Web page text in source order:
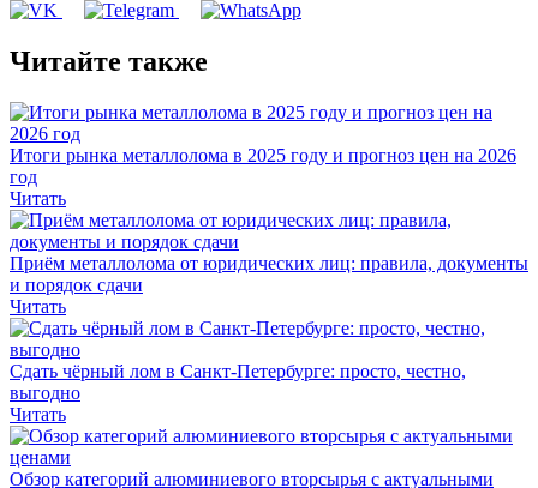
Читайте также
Итоги рынка металлолома в 2025 году и прогноз цен на 2026
год
Читать
Приём металлолома от юридических лиц: правила, документы
и порядок сдачи
Читать
Сдать чёрный лом в Санкт-Петербурге: просто, честно,
выгодно
Читать
Обзор категорий алюминиевого вторсырья с актуальными